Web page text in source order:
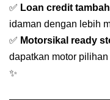
✅ Loan credit
idaman dengan lebih
✅ Motorsikal ready
dapatkan motor
✨